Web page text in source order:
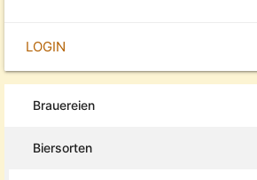
LOGIN
Brauereien
Biersorten